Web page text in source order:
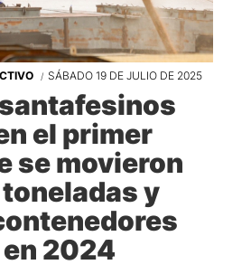
SÁBADO 19 DE JULIO DE 2025
el primer
se movieron
y
2024